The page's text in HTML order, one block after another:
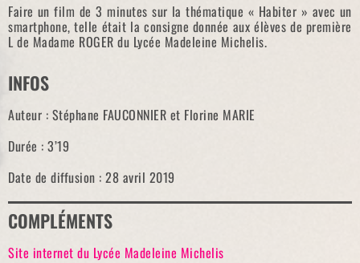
Faire un film de 3 minutes sur la thématique « Habiter » avec un
smartphone, telle était la consigne donnée aux élèves de première
L de Madame ROGER du Lycée Madeleine Michelis.
INFOS
Auteur : Stéphane FAUCONNIER et Florine MARIE
Durée : 3’19
Date de diffusion : 28 avril 2019
COMPLÉMENTS
Site internet du Lycée Madeleine Michelis